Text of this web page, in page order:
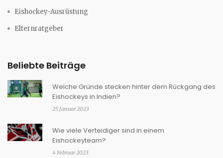
Eishockey-Ausrüstung
Elternratgeber
Beliebte Beiträge
Welche Gründe stecken hinter dem Rückgang des
Eishockeys in Indien?
25 Januar 2023
Wie viele Verteidiger sind in einem
Eishockeyteam?
4 Februar 2023